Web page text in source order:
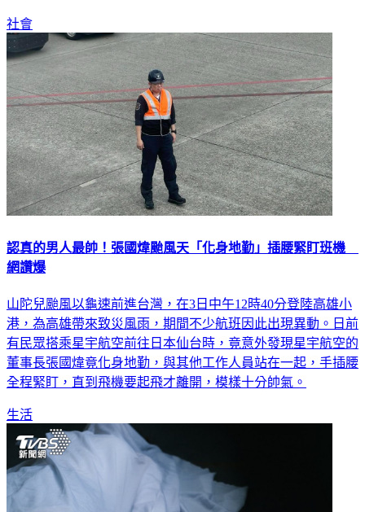
社會
認真的男人最帥！張國煒颱風天「化身地勤」插腰緊盯班機
網讚爆
山陀兒颱風以龜速前進台灣，在3日中午12時40分登陸高雄小
港，為高雄帶來致災風雨，期間不少航班因此出現異動。日前
有民眾搭乘星宇航空前往日本仙台時，竟意外發現星宇航空的
董事長張國煒竟化身地勤，與其他工作人員站在一起，手插腰
全程緊盯，直到飛機要起飛才離開，模樣十分帥氣。
生活